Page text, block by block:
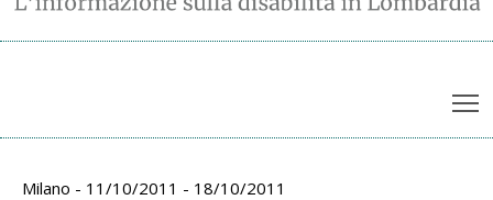
Archivio appuntamenti
Milano - 11/10/2011 - 18/10/2011